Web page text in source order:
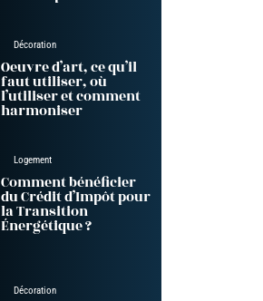
Décoration
Oeuvre d’art, ce qu’il
faut utiliser, où
l’utiliser et comment
harmoniser
Logement
Comment bénéficier
du Crédit d’Impôt pour
la Transition
Énergétique ?
Décoration